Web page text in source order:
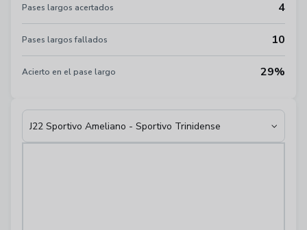
Pases largos acertados 4
Pases largos fallados 10
Acierto en el pase largo 29%
J22 Sportivo Ameliano - Sportivo Trinidense